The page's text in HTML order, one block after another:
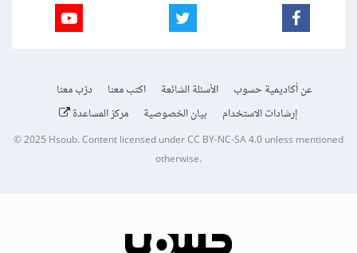
عن أكاديمية حسوب الأسئلة الشائعة اكتب معنا
درّب معنا
إرشادات الاستخدام
بيان الخصوصية مركز المساعدة
© 2025Hsoub.Content licensed underCC BY-NC-SA 4.0unless mentioned
otherwise.